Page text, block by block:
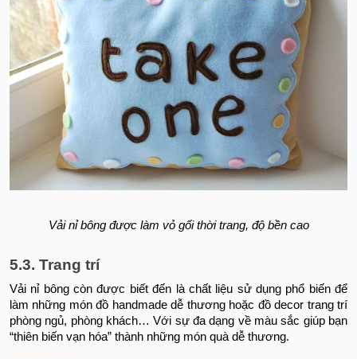
Vải nỉ bông được làm vỏ gối thời trang, độ bền cao
5.3. Trang trí
Vải nỉ bông còn được biết đến là chất liệu sử dụng phổ biến để
làm những món đồ handmade dễ thương hoặc đồ decor trang trí
phòng ngủ, phòng khách… Với sự đa dạng về màu sắc giúp bạn
“thiên biến vạn hóa” thành những món quà dễ thương.